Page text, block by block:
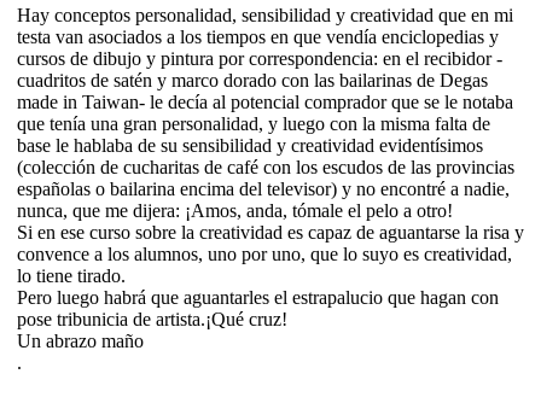
Hay conceptos personalidad, sensibilidad y creatividad que en mi
testa van asociados a los tiempos en que vendía enciclopedias y
cursos de dibujo y pintura por correspondencia: en el recibidor -
cuadritos de satén y marco dorado con las bailarinas de Degas
made in Taiwan- le decía al potencial comprador que se le notaba
que tenía una gran personalidad, y luego con la misma falta de
base le hablaba de su sensibilidad y creatividad evidentísimos
(colección de cucharitas de café con los escudos de las provincias
españolas o bailarina encima del televisor) y no encontré a nadie,
nunca, que me dijera: ¡Amos, anda, tómale el pelo a otro!
Si en ese curso sobre la creatividad es capaz de aguantarse la risa y
convence a los alumnos, uno por uno, que lo suyo es creatividad,
lo tiene tirado.
Pero luego habrá que aguantarles el estrapalucio que hagan con
pose tribunicia de artista.¡Qué cruz!
Un abrazo maño
.